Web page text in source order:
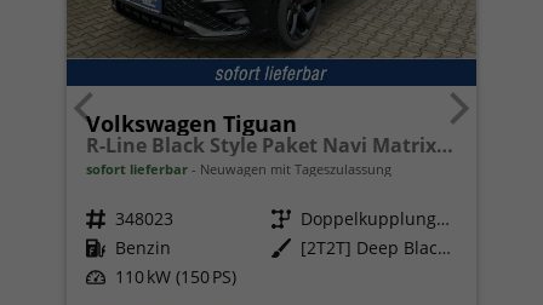
Volkswagen Tiguan
R-Line Black Style Paket Navi Matrix-LED ACC
sofort lieferbar Neuwagen mit Tageszulassung
Fahrzeugnr. 348023 Getriebe
Doppelkupplungsgetriebe (DSG)
Kraftstoff Benzin Außenfarbe
[2T2T] Deep Black Perleffekt
Leistung 110 kW (150 PS)